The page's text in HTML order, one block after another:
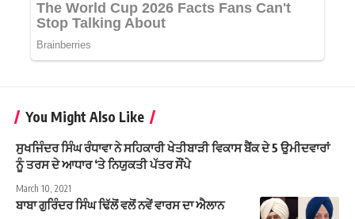
You Might Also Like
ਸੁਖਜਿੰਦਰ ਸਿੰਘ ਰੰਧਾਵਾ ਨੇ ਸਹਿਕਾਰੀ ਖੇਤੀਬਾੜੀ ਵਿਕਾਸ ਬੈਂਕ ਦੇ 5 ਉਮੀਦਵਾਰਾਂ
ਨੂੰ ਤਰਸ ਦੇ ਆਧਾਰ ‘ਤੇ ਨਿਯੁਕਤੀ ਪੱਤਰ ਸੌਂਪੇ
March 10, 2021
ਬਾਬਾ ਗੁਰਿੰਦਰ ਸਿੰਘ ਢਿੱਲੋਂ ਵਲੋਂ ਨਵੇਂ ਵਾਰਸ ਦਾ ਐਲਾਨ